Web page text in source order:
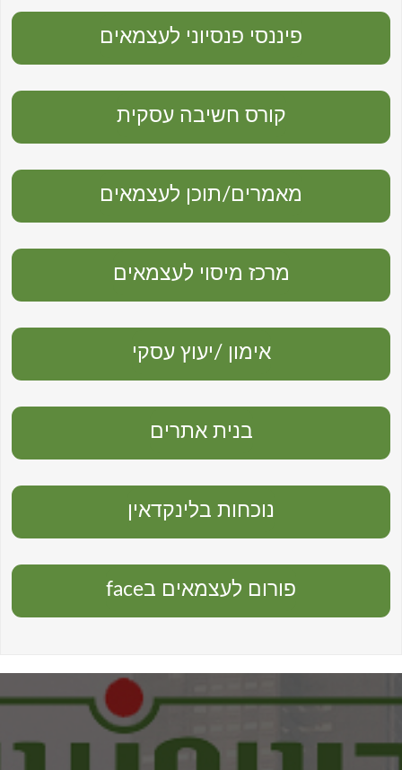
פיננסי פנסיוני לעצמאים
קורס חשיבה עסקית
מאמרים/תוכן לעצמאים
מרכז מיסוי לעצמאים
אימון /יעוץ עסקי
בנית אתרים
נוכחות בלינקדאין
פורום לעצמאים בface